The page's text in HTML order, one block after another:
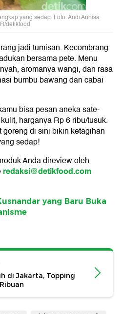
yang sedap. Foto: Andi Annisa
detikfood
jadi tumisan. Kecombrang
bersama pete. Menu
aromanya wangi, dan rasa
bumbu bawang dan cabai
bisa pesan aneka sate-
harganya Rp 6 ribu/tusuk.
di sini bikin ketagihan
sedap!
Anda direview oleh
redaksi@detikfood.com
yang Baru Buka
di Jakarta, Topping